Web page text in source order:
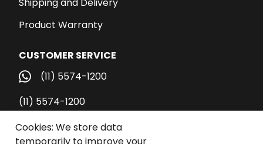
Product Warranty
CUSTOMER SERVICE
(11) 5574-1200
(11) 5574-1200
vendas@santospub.com.br
Cookies: We store data